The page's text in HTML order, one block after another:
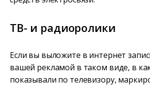
ТВ- и радиоролики
Если вы выложите в интернет
вашей рекламой в таком виде, в
показывали по телевизору,